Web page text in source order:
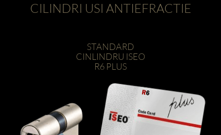
CILINDRI USI ANTIEFRACTIE
STANDARD
CINLINDRU ISEO
R6 PLUS